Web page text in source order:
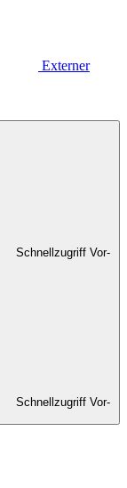
Externer
Schnellzugriff Vor-
Schnellzugriff Vor-